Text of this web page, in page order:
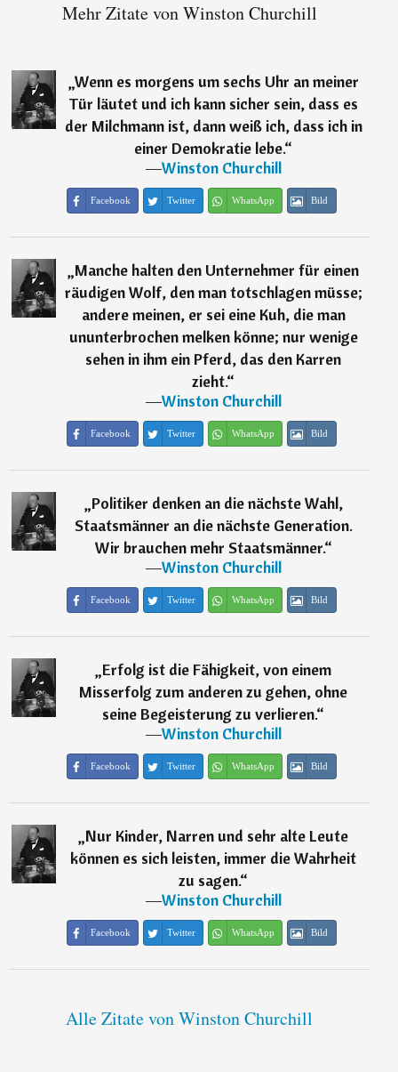
Mehr Zitate von Winston Churchill
„Wenn es morgens um sechs Uhr an meiner
Tür läutet und ich kann sicher sein, dass es
der Milchmann ist, dann weiß ich, dass ich in
einer Demokratie lebe.“
―Winston Churchill
Facebook Twitter WhatsApp Bild
„Manche halten den Unternehmer für einen
räudigen Wolf, den man totschlagen müsse;
andere meinen, er sei eine Kuh, die man
ununterbrochen melken könne; nur wenige
sehen in ihm ein Pferd, das den Karren
zieht.“
―Winston Churchill
Facebook Twitter WhatsApp Bild
„Politiker denken an die nächste Wahl,
Staatsmänner an die nächste Generation.
Wir brauchen mehr Staatsmänner.“
―Winston Churchill
Facebook Twitter WhatsApp Bild
„Erfolg ist die Fähigkeit, von einem
Misserfolg zum anderen zu gehen, ohne
seine Begeisterung zu verlieren.“
―Winston Churchill
Facebook Twitter WhatsApp Bild
„Nur Kinder, Narren und sehr alte Leute
können es sich leisten, immer die Wahrheit
zu sagen.“
―Winston Churchill
Facebook Twitter WhatsApp Bild
Alle Zitate von Winston Churchill